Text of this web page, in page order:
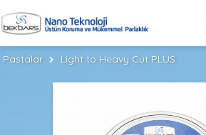
Pastalar Light to Heavy Cut PLUS